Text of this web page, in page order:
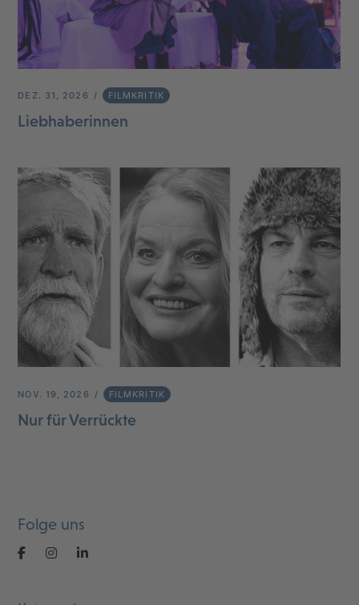
DEZ. 31, 2026 FILMKRITIK
Liebhaberinnen
NOV. 19, 2026 FILMKRITIK
Nur für Verrückte
Folge uns